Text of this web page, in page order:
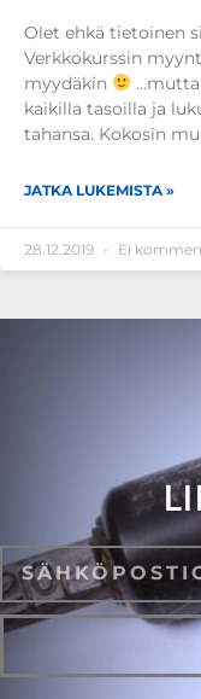
Olet ehkä tietoinen
Verkkokurssin
myydäkin
…mutta
kaikilla tasoilla ja
tahansa. Kokosin
JATKA LUKEMISTA »
28.12.2019 Ei
Email